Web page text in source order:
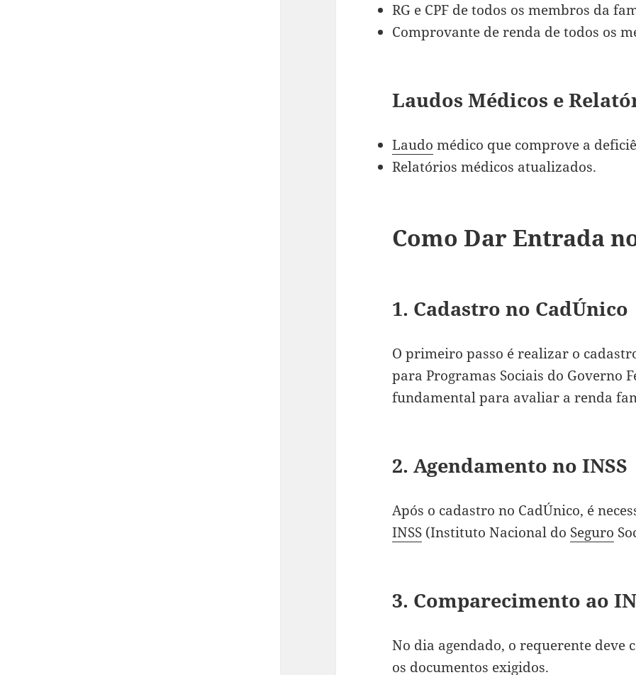
RG e CPF de todos os membros da
Comprovante de renda de todos os
Laudos Médicos e
Laudo médico que comprove a
Relatórios médicos atualizados.
Como Dar Entrada
1. Cadastro no CadÚnico
O primeiro passo é realizar o
para Programas Sociais do Governo
fundamental para avaliar a renda
2. Agendamento no INSS
Após o cadastro no CadÚnico, é
INSS (Instituto Nacional do Seguro
3. Comparecimento ao
No dia agendado, o requerente deve
os documentos exigidos.